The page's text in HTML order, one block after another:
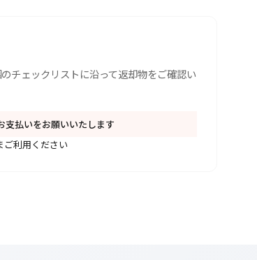
チェックリストに沿って返却物をご確認い
支払いをお願いいたします
ご利用ください